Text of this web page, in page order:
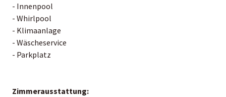
- Innenpool
- Whirlpool
- Klimaanlage
- Wäscheservice
- Parkplatz
Zimmerausstattung: